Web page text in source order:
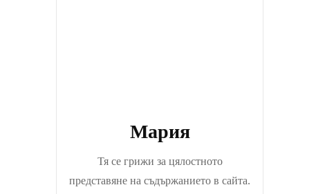
Мария
Тя се грижи за цялостното
представяне на съдържанието в сайта.